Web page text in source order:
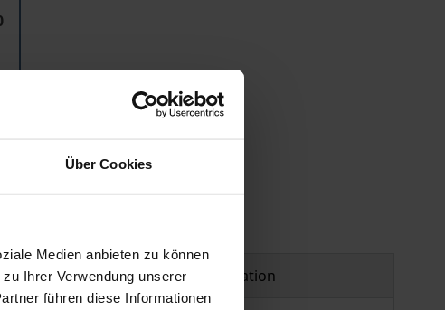
Über Cookies
Medien anbieten zu können
Ihrer Verwendung unserer
führen diese Informationen
Product safety information